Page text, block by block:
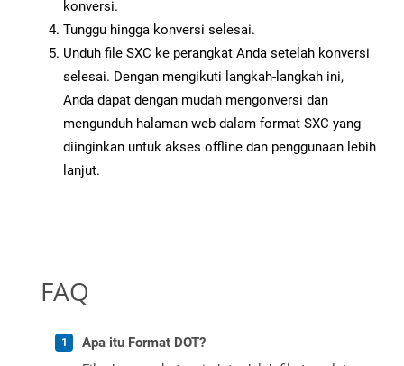
konversi.
Tunggu hingga konversi selesai.
Unduh file SXC ke perangkat Anda setelah konversi
selesai. Dengan mengikuti langkah-langkah ini,
Anda dapat dengan mudah mengonversi dan
mengunduh halaman web dalam format SXC yang
diinginkan untuk akses offline dan penggunaan lebih
lanjut.
FAQ
Apa itu Format DOT?